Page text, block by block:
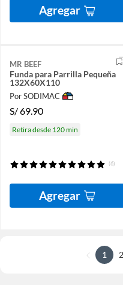
Agregar
MR BEEF
Funda para Parrilla Pequeña
132X60X110
Por SODIMAC
S/69.90
Retira desde 120 min
(6)
Agregar
1 2